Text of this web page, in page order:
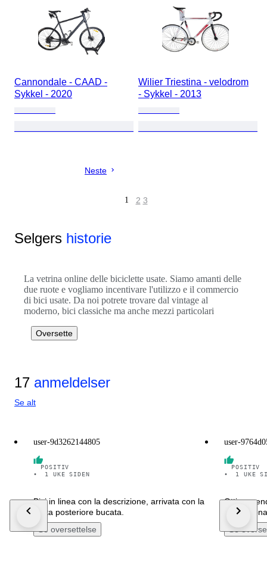
Cannondale - CAAD -
Sykkel - 2020
Wilier Triestina - velodrom
- Sykkel - 2013
Neste
1 2 3
Selgers historie
La vetrina online delle biciclette usate. Siamo amanti delle
due ruote e vogliamo incentivare l'utilizzo e il commercio
di bici usate. Da noi potrete trovare dal vintage al
moderno, bici classiche ma anche mezzi particolari
Oversette
17 anmeldelser
Se alt
user-9d3262144805
POSITIV
•
1 UKE SIDEN
Bici in linea con la descrizione, arrivata con la
ruota posteriore bucata.
Se oversettelse
user-
POSITIV
•
1 UKE
Ottimo
Se